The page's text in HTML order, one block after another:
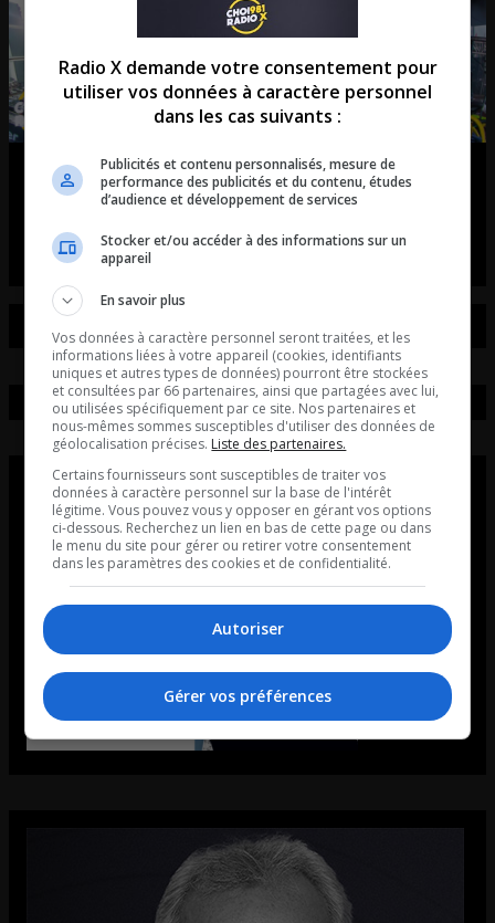
Tiësto débarque à Québec!
Radio X demande votre consentement pour
utiliser vos données à caractère personnel
dans les cas suivants :
Publicités et contenu personnalisés, mesure de
performance des publicités et du contenu, études
d’audience et développement de services
Stocker et/ou accéder à des informations sur un
appareil
En savoir plus
Vos données à caractère personnel seront traitées, et les
informations liées à votre appareil (cookies, identifiants
uniques et autres types de données) pourront être stockées
et consultées par 66 partenaires, ainsi que partagées avec lui,
ou utilisées spécifiquement par ce site. Nos partenaires et
nous-mêmes sommes susceptibles d'utiliser des données de
géolocalisation précises. Liste des partenaires.
Certains fournisseurs sont susceptibles de traiter vos
données à caractère personnel sur la base de l'intérêt
légitime. Vous pouvez vous y opposer en gérant vos options
ci-dessous. Recherchez un lien en bas de cette page ou dans
le menu du site pour gérer ou retirer votre consentement
dans les paramètres des cookies et de confidentialité.
Autoriser
Gérer vos préférences